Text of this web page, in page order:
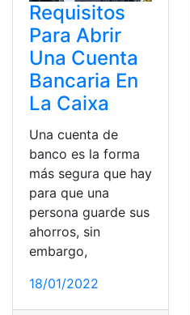
Requisitos
Para Abrir
Una Cuenta
Bancaria En
La Caixa
Una cuenta de
banco es la forma
más segura que hay
para que una
persona guarde sus
ahorros, sin
embargo,
18/01/2022